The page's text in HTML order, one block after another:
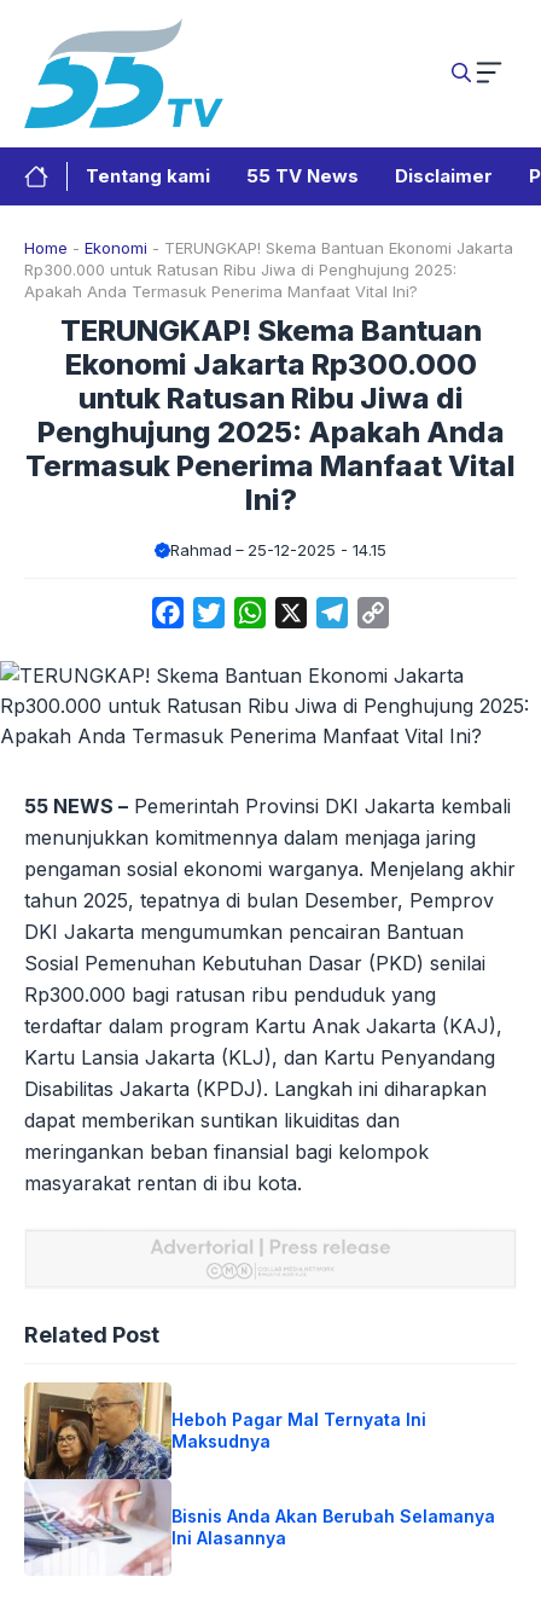
Tentang kami 55 TV News Disclaimer
Home - Ekonomi - TERUNGKAP! Skema Bantuan Ekonomi Jakarta
Rp300.000 untuk Ratusan Ribu Jiwa di Penghujung 2025:
Apakah Anda Termasuk Penerima Manfaat Vital Ini?
TERUNGKAP! Skema Bantuan
Ekonomi Jakarta Rp300.000
untuk Ratusan Ribu Jiwa di
Penghujung 2025: Apakah Anda
Termasuk Penerima Manfaat Vital
Ini?
Rahmad 25-12-2025 - 14.15
FacebookTwitterWhatsApp Telegram
55 NEWS – Pemerintah Provinsi DKI Jakarta kembali
menunjukkan komitmennya dalam menjaga jaring
pengaman sosial ekonomi warganya. Menjelang akhir
tahun 2025, tepatnya di bulan Desember, Pemprov
DKI Jakarta mengumumkan pencairan Bantuan
Sosial Pemenuhan Kebutuhan Dasar (PKD) senilai
Rp300.000 bagi ratusan ribu penduduk yang
terdaftar dalam program Kartu Anak Jakarta (KAJ),
Kartu Lansia Jakarta (KLJ), dan Kartu Penyandang
Disabilitas Jakarta (KPDJ). Langkah ini diharapkan
dapat memberikan suntikan likuiditas dan
meringankan beban finansial bagi kelompok
masyarakat rentan di ibu kota.
Related Post
Heboh Pagar Mal Ternyata Ini
Maksudnya
Bisnis Anda Akan Berubah Selamanya
Ini Alasannya